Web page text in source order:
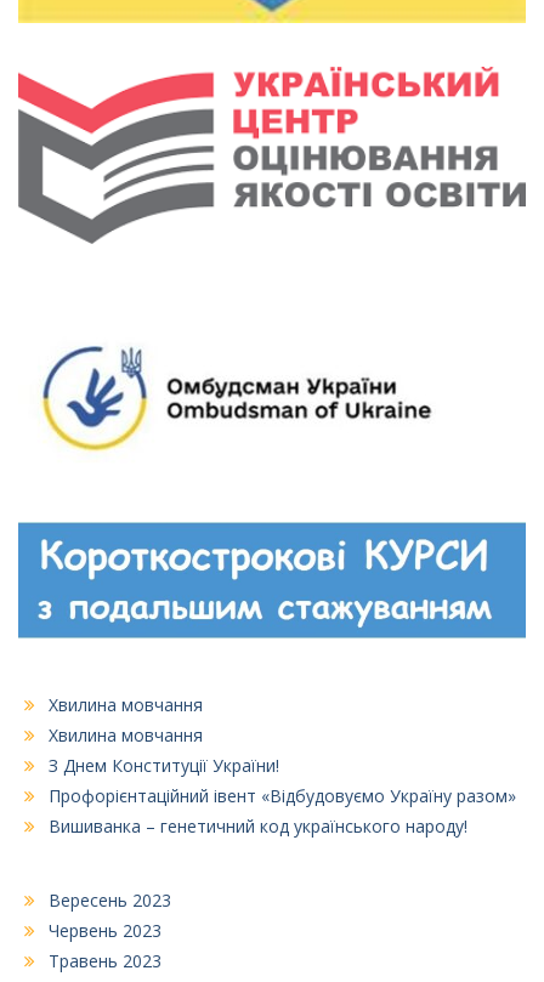
Хвилина мовчання
Хвилина мовчання
З Днем Конституції України!
Профорієнтаційний івент «Відбудовуємо Україну разом»
Вишиванка – генетичний код українського народу!
Вересень 2023
Червень 2023
Травень 2023